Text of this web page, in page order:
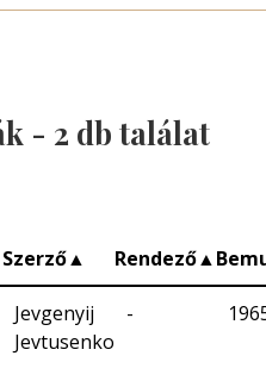
- 2 db találat
Szerző▲ Rendező▲
Jevgenyij
Jevtusenko
-